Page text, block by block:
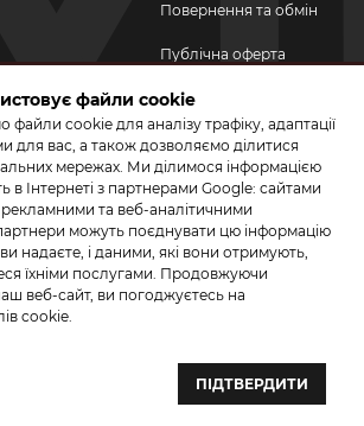
Повернення та обмін
Публічна оферта
Політика
конфіденційності
ДО НАС У СОЦМЕРЕЖАХ
сайтів — веб–студія ”Бренд–A“
файли cookie
cookie для аналізу трафіку, адаптації
для вас, а також дозволяємо ділитися
мережах. Ми ділимося інформацією
в Інтернеті з партнерами Google: сайтами
та веб-аналітичними
можуть поєднувати цю інформацію
надаєте, і даними, які вони отримують,
їхніми послугами. Продовжуючи
веб-сайт, ви погоджуєтесь на
cookie.
ПІДТВЕРДИТИ